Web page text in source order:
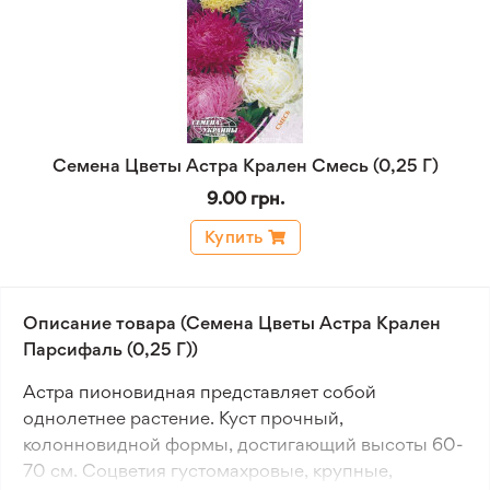
Семена Цветы Астра Крален Смесь (0,25 Г)
9.00 грн.
Купить
Описание товара (Семена Цветы Астра Крален
Парсифаль (0,25 Г))
Астра пионовидная представляет собой
однолетнее растение. Куст прочный,
колонновидной формы, достигающий высоты 60-
70 см. Соцветия густомахровые, крупные,